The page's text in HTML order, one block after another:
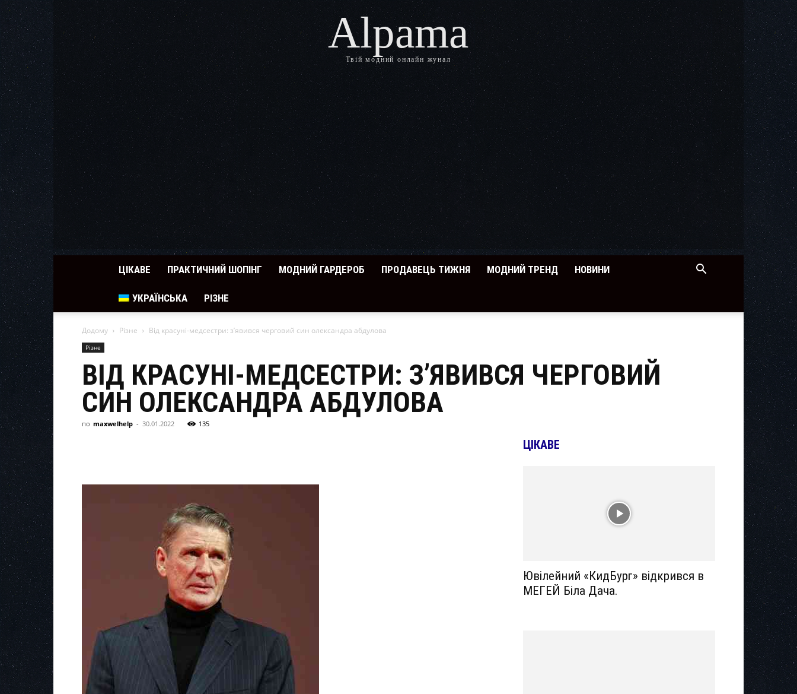
Alpama
Твій модний онлайн жунал
ЦІКАВЕ ПРАКТИЧНИЙ ШОПІНГ МОДНИЙ ГАРДЕРОБ ПРОДАВЕЦЬ ТИЖНЯ МОДНИЙ ТРЕНД НОВИНИ
УКРАЇНСЬКА РІЗНЕ
Додому Різне Від красуні-медсестри: з’явився черговий син олександра абдулова
Різне
ВІД КРАСУНІ-МЕДСЕСТРИ: З’ЯВИВСЯ ЧЕРГОВИЙ
СИН ОЛЕКСАНДРА АБДУЛОВА
по maxwelhelp - 30.01.2022 135
ЦІКАВЕ
Ювілейний «КидБург» відкрився в
МЕГЕЙ Біла Дача.